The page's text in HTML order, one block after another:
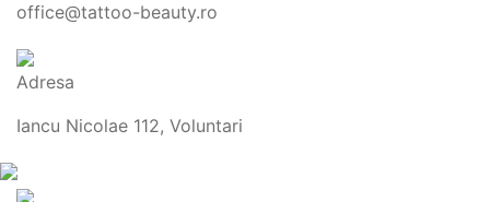
office@tattoo-beauty.ro
Adresa
Iancu Nicolae 112, Voluntari